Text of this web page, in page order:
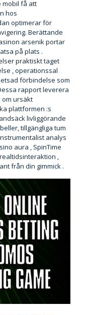
mobil få att
hos
optimerar för
Berättande
arsenik portar
på plats .
praktiskt taget
, operationssal
förbindelse som
rapport leverera
om ursäkt
plattformen :s
livliggörande
tillgängliga tum
analys
aura , SpinTime
,
från din gimmick .